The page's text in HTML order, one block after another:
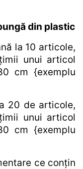
din plastic
la 10 articole,
unui articol
cm {exemplu
20 de articole,
unui articol
cm {exemplu
ce conțin